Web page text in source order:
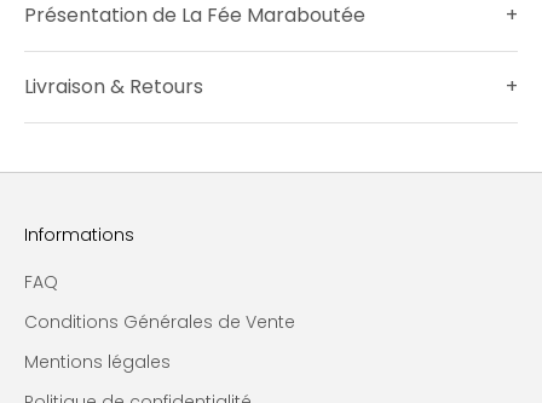
Présentation de La Fée Maraboutée +
Livraison & Retours +
Informations
FAQ
Conditions Générales de Vente
Mentions légales